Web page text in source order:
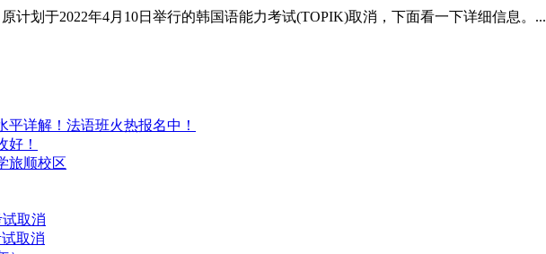
计划于2022年4月10日举行的韩国语能力考试(TOPIK)取消，下面看一下详细信息。...
详解！法语班火热报名中！
好！
旅顺校区
取消
取消